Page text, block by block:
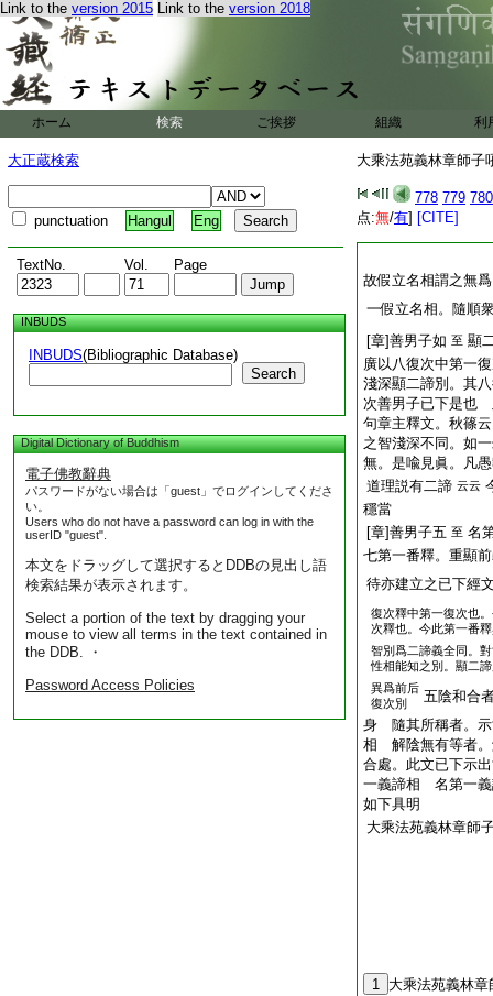
Link to the version 2015 Link to the version 2018
ホーム 検索 ご挨拶 組織 利
大正蔵検索
punctuation Hangul Eng
TextNo. Vol. Page
INBUDS
INBUDS(Bibliographic Database)
Search
Digital Dictionary of Buddhism
電子佛教辭典
パスワードがない場合は「guest」でログインしてくださ
い。
Users who do not have a password can log in with the
userID "guest".
本文をドラッグして選択するとDDBの見出し語
検索結果が表示されます。
Select a portion of the text by dragging your
mouse to view all terms in the text contained in
the DDB. ・
Password Access Policies
大乘法苑義林章師子
778 779 780
点:無/有] [CITE]
故假立名相謂之無
一假立名相。隨順
[章]善男子如 至 顯
廣以八復次中第一
淺深顯二諦別。其
次善男子已下是也
句章主釋文。秋篠
之智淺深不同。如
無。是喩見眞。凡
道理説有二諦 云云
穩當
[章]善男子五 至 名
七第一番釋。重顯
待亦建立之已下經
復次釋中第一復次也
次釋也。今此第一番
智別爲二諦義全同。
性相能知之別。顯二
異爲前后
復次別
五陰和合
身 隨其所稱者。示
相 解陰無有等者。
合處。此文已下示
一義諦相 名第一義
如下具明
大乘法苑義林章師
1 大乘法苑義林